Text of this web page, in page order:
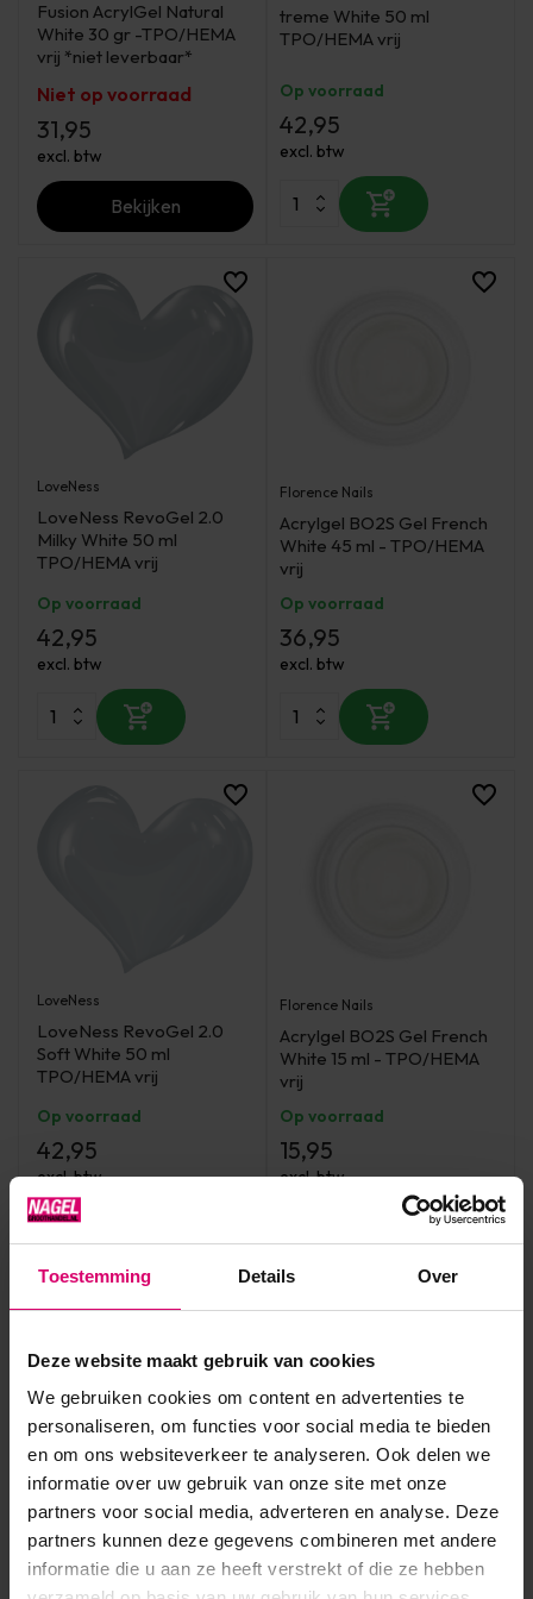
Toestemming Details Over
Deze website maakt gebruik van cookies
We gebruiken cookies om content en advertenties te
personaliseren, om functies voor social media te bieden
en om ons websiteverkeer te analyseren. Ook delen we
informatie over uw gebruik van onze site met onze
partners voor social media, adverteren en analyse. Deze
partners kunnen deze gegevens combineren met andere
informatie die u aan ze heeft verstrekt of die ze hebben
Fusion AcrylGel Natural
White 30 gr -TPO/HEMA
vrij *niet leverbaar*
Niet op voorraad
31,95
excl. btw
Bekijken
treme White 50 ml
TPO/HEMA vrij
Op voorraad
42,95
excl. btw
LoveNess
LoveNess RevoGel 2.0
Milky White 50 ml
TPO/HEMA vrij
Op voorraad
42,95
excl. btw
Florence Nails
Acrylgel BO2S Gel French
White 45 ml - TPO/HEMA
vrij
Op voorraad
36,95
excl. btw
LoveNess
LoveNess RevoGel 2.0
Soft White 50 ml
TPO/HEMA vrij
Op voorraad
42,95
excl. btw
Florence Nails
Acrylgel BO2S Gel French
White 15 ml - TPO/HEMA
vrij
Op voorraad
15,95
excl. btw
Overige categorieën in Polygel